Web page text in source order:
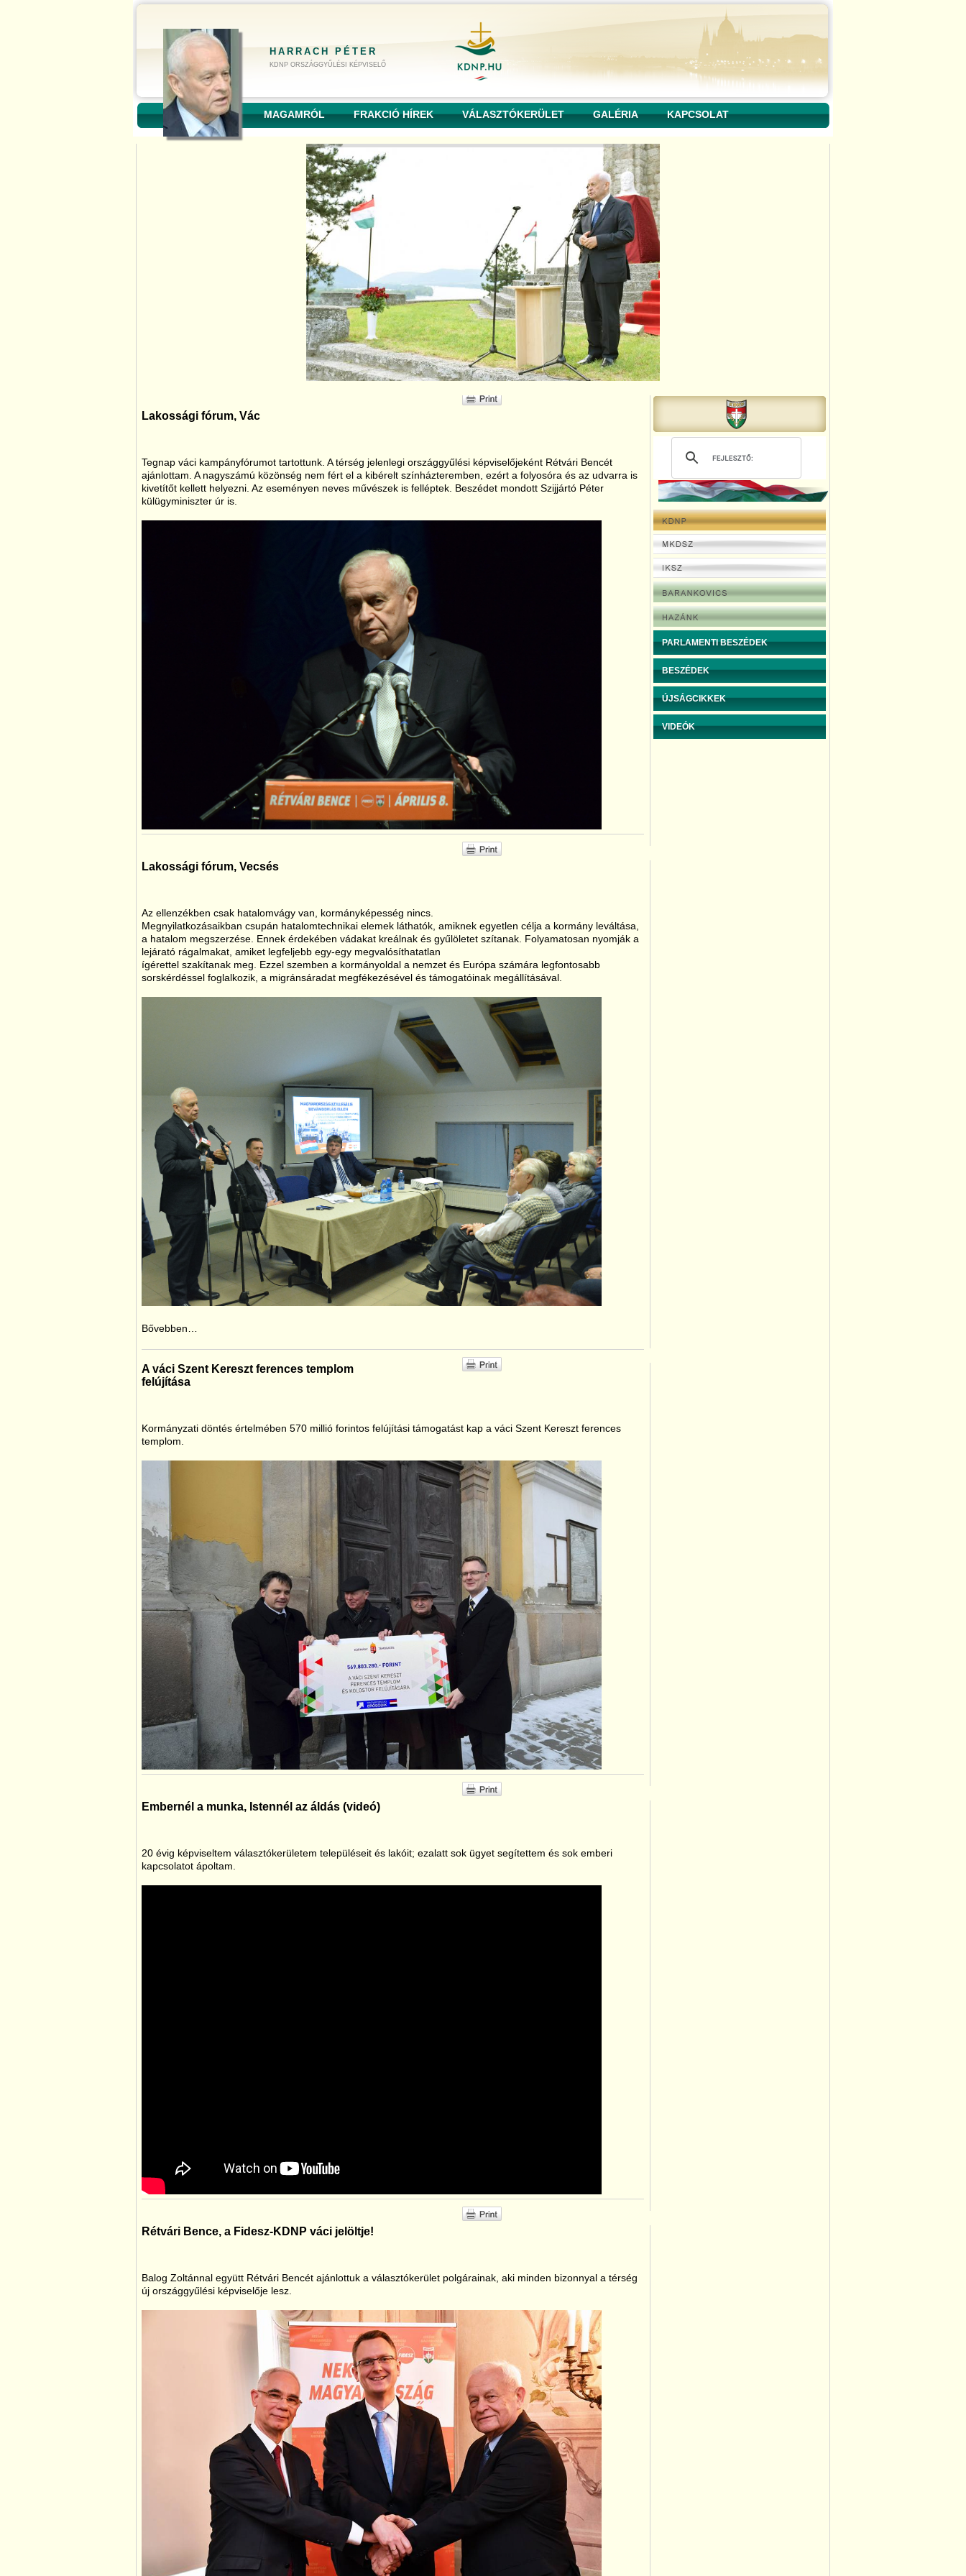
HARRACH PÉTER
KDNP ORSZÁGGYŰLÉSI KÉPVISELŐ
MAGAMRÓL FRAKCIÓ HÍREK VÁLASZTÓKERÜLET GALÉRIA KAPCSOLAT
PARLAMENTI BESZÉDEK
BESZÉDEK
ÚJSÁGCIKKEK
VIDEÓK
Lakossági fórum, Vác
Tegnap váci kampányfórumot tartottunk. A térség jelenlegi országgyűlési képviselőjeként Rétvári Bencét
ajánlottam. A nagyszámú közönség nem fért el a kibérelt színházteremben, ezért a folyosóra és az udvarra is
kivetítőt kellett helyezni. Az eseményen neves művészek is felléptek. Beszédet mondott Szijjártó Péter
külügyminiszter úr is.
Lakossági fórum, Vecsés
Az ellenzékben csak hatalomvágy van, kormányképesség nincs.
Megnyilatkozásaikban csupán hatalomtechnikai elemek láthatók, amiknek egyetlen célja a kormány leváltása,
a hatalom megszerzése. Ennek érdekében vádakat kreálnak és gyűlöletet szítanak. Folyamatosan nyomják a
lejárató rágalmakat, amiket legfeljebb egy-egy megvalósíthatatlan
ígérettel szakítanak meg. Ezzel szemben a kormányoldal a nemzet és Európa számára legfontosabb
sorskérdéssel foglalkozik, a migránsáradat megfékezésével és támogatóinak megállításával.
Bővebben…
A váci Szent Kereszt ferences templom
felújítása
Kormányzati döntés értelmében 570 millió forintos felújítási támogatást kap a váci Szent Kereszt ferences
templom.
Embernél a munka, Istennél az áldás (videó)
20 évig képviseltem választókerületem településeit és lakóit; ezalatt sok ügyet segítettem és sok emberi
kapcsolatot ápoltam.
Rétvári Bence, a Fidesz-KDNP váci jelöltje!
Balog Zoltánnal együtt Rétvári Bencét ajánlottuk a választókerület polgárainak, aki minden bizonnyal a térség
új országgyűlési képviselője lesz.